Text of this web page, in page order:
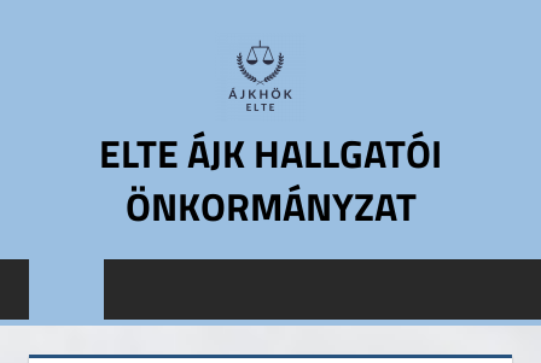
ELTE ÁJK HALLGATÓI
ÖNKORMÁNYZAT
Jogtudományi